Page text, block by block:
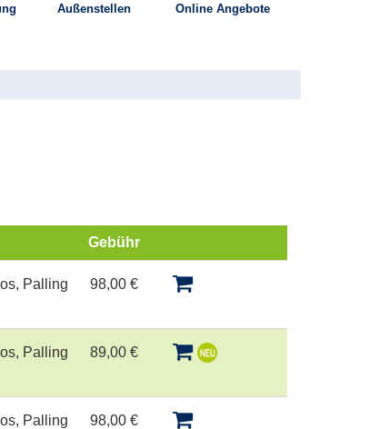
Außenstellen Online Angebote
Gebühr
Kursstatus
Palling 98,00 €
Palling 89,00 €
Palling 98,00 €